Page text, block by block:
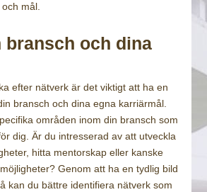
mål.
bransch och dina
efter nätverk är det viktigt att ha en
bransch och dina egna karriärmål.
områden inom din bransch som
dig. Är du intresserad av att utveckla
hitta mentorskap eller kanske
Genom att ha en tydlig bild
kan du bättre identifiera nätverk som